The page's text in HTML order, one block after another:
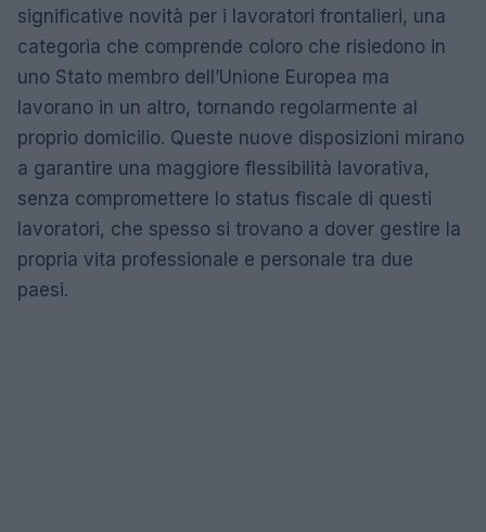
significative novità per i lavoratori frontalieri, una
categoria che comprende coloro che risiedono in
uno Stato membro dell’Unione Europea ma
lavorano in un altro, tornando regolarmente al
proprio domicilio. Queste nuove disposizioni mirano
a garantire una maggiore flessibilità lavorativa,
senza compromettere lo status fiscale di questi
lavoratori, che spesso si trovano a dover gestire la
propria vita professionale e personale tra due
paesi.